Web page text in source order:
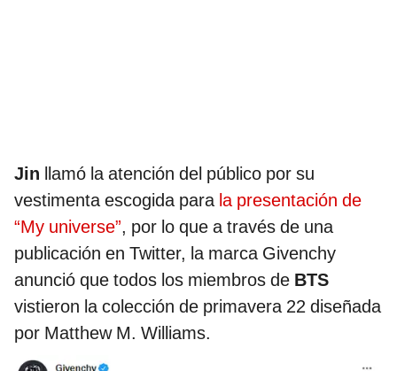
Jin llamó la atención del público por su
vestimenta escogida parala presentación de
“My universe”, por lo que a través de una
publicación en Twitter, la marca Givenchy
anunció que todos los miembros de BTS
vistieron la colección de primavera 22 diseñada
por Matthew M. Williams.